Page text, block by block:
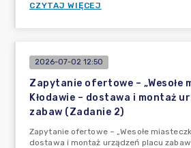
CZYTAJ WIĘCEJ
2026-07-02 12:50
Zapytanie ofertowe – „Wesołe
Kłodawie – dostawa i montaż
zabaw (Zadanie 2)
Zapytanie ofertowe – „Wesołe
dostawa i montaż urządzeń placu